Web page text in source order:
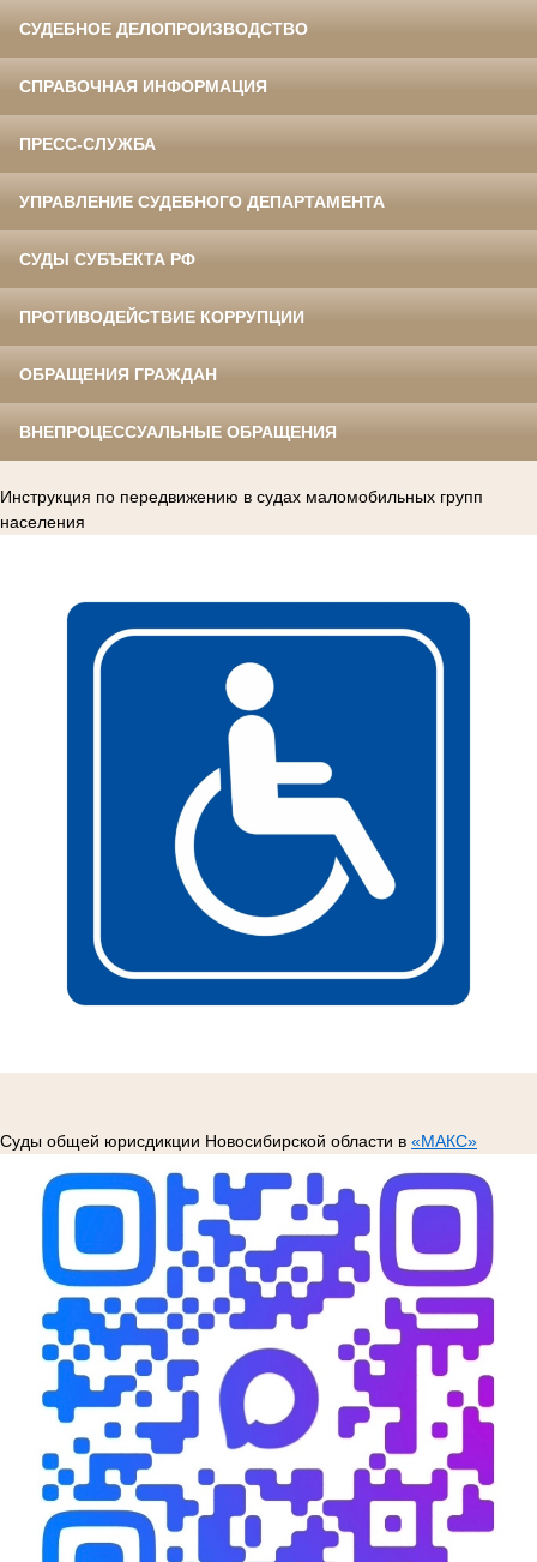
СУДЕБНОЕ ДЕЛОПРОИЗВОДСТВО
СПРАВОЧНАЯ ИНФОРМАЦИЯ
ПРЕСС-СЛУЖБА
УПРАВЛЕНИЕ СУДЕБНОГО ДЕПАРТАМЕНТА
СУДЫ СУБЪЕКТА РФ
ПРОТИВОДЕЙСТВИЕ КОРРУПЦИИ
ОБРАЩЕНИЯ ГРАЖДАН
ВНЕПРОЦЕССУАЛЬНЫЕ ОБРАЩЕНИЯ
Инструкция по передвижению в судах маломобильных групп
населения
Суды общей юрисдикции Новосибирской области в «МАКС»